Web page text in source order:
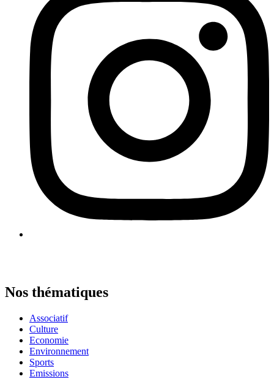
Nos thématiques
Associatif
Culture
Economie
Environnement
Sports
Emissions